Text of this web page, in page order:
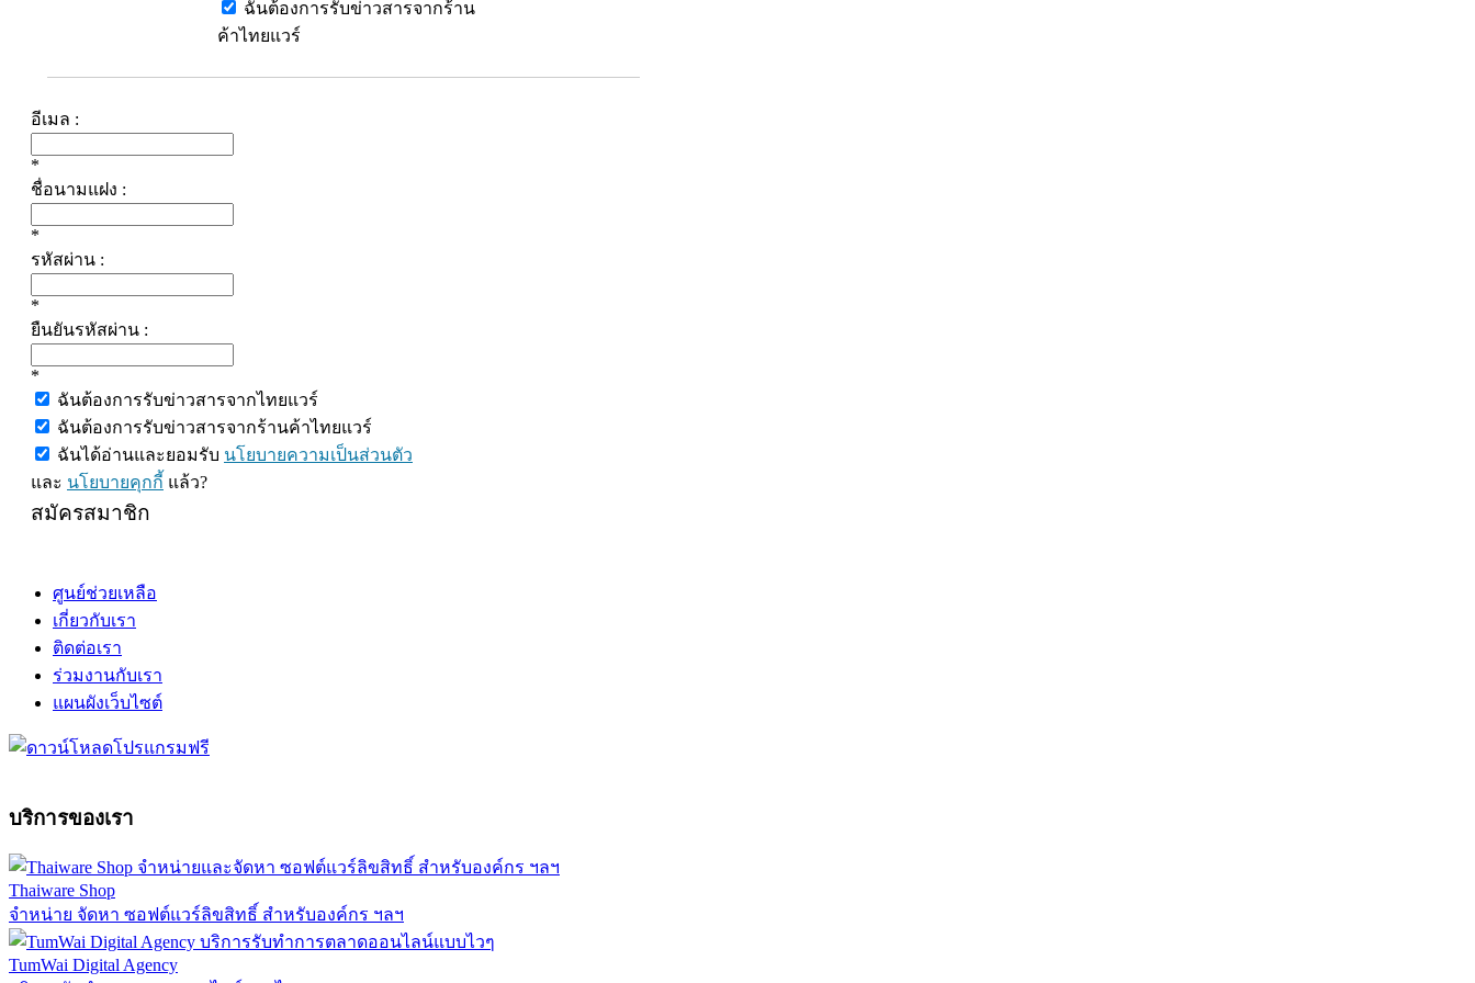
ฉันต้องการรับข่าวสารจากร้าน
ค้าไทยแวร์
อีเมล :
*
ชื่อนามแฝง :
*
รหัสผ่าน :
*
ยืนยันรหัสผ่าน :
*
ฉันต้องการรับข่าวสารจากไทยแวร์
ฉันต้องการรับข่าวสารจากร้านค้าไทยแวร์
ฉันได้อ่านและยอมรับ นโยบายความเป็นส่วนตัว
และ นโยบายคุกกี้ แล้ว?
สมัครสมาชิก
ศูนย์ช่วยเหลือ
เกี่ยวกับเรา
ติดต่อเรา
ร่วมงานกับเรา
แผนผังเว็บไซต์
บริการของเรา
Thaiware Shop
จำหน่าย จัดหา ซอฟต์แวร์ลิขสิทธิ์ สำหรับองค์กร ฯลฯ
TumWai Digital Agency